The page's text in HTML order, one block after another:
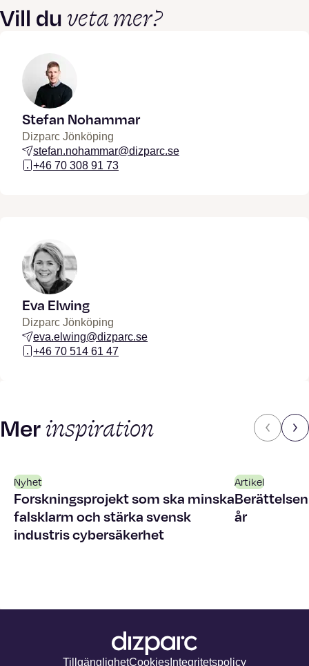
Vill duveta mer?
Stefan Nohammar
Dizparc Jönköping
stefan.nohammar@dizparc.se
+46 70 308 91 73
Eva Elwing
Dizparc Jönköping
eva.elwing@dizparc.se
+46 70 514 61 47
Merinspiration
Nyhet
Forskningsprojekt som ska minska
falsklarm och stärka svensk
industris cybersäkerhet
Artikel
år
TillgänglighetCookies Integritetspolicy